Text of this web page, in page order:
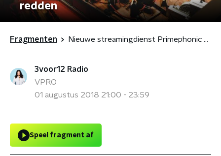
redden
Fragmenten Nieuwe streamingdienst Primephonic wil klassieke muziek redden
3voor12 Radio
VPRO
01 augustus 2018 21:00 - 23:59
Speel fragment af